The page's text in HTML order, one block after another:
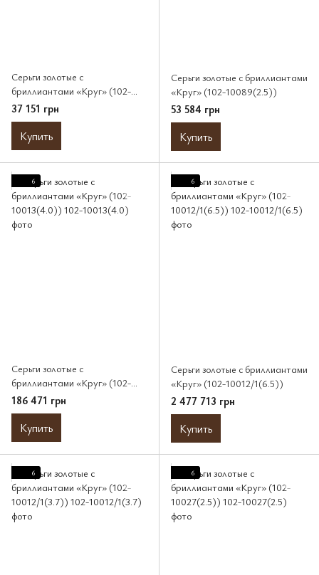
Серьги золотые с
бриллиантами «Круг» (102-
10032(2.2))
37 151 грн
Купить
Серьги золотые с бриллиантами
«Круг» (102-10089(2.5))
53 584 грн
Купить
6
Серьги золотые с
бриллиантами «Круг» (102-
10013(4.0))
186 471 грн
Купить
6
Серьги золотые с бриллиантами
«Круг» (102-10012/1(6.5))
2 477 713 грн
Купить
6 6